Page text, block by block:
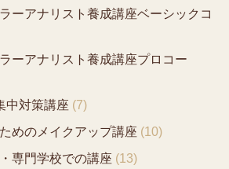
ーアナリスト養成講座ベーシックコ
ーアナリスト養成講座プロコー
中対策講座 (7)
めのメイクアップ講座 (10)
専門学校での講座 (13)